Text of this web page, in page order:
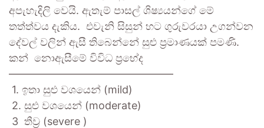
අපැහැදිලි වෙයි. ඇතැම් පාසල් ශිෂ්‍යයන්ගේ මේ
තත්ත්වය දැකිය. එවැනි සිසුන් හට ගුරුවරයා උගන්වන
දේවල් වලින් ඇසී තිබෙන්නේ සුළු ප්‍රමාණයක් පමණි.
කන් නොඇසීමේ විවිධ ප්‍රභේද
———————————————–
1. ඉතා සුළු වශයෙන් (mild)
2. සුළු වශයෙන් (moderate)
3 තීව්‍ර (severe )